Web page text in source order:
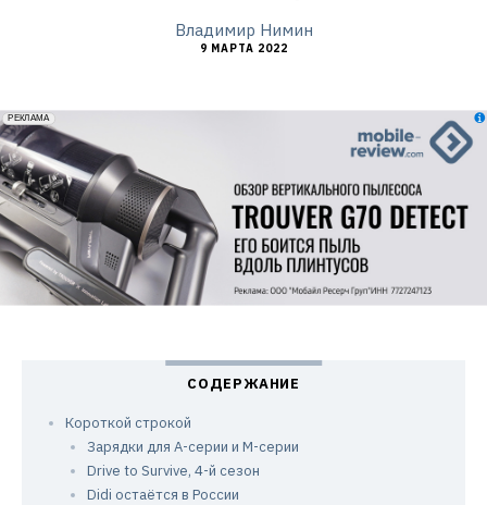
Владимир Нимин
9 МАРТА 2022
erid: 2VfnxxmNzs5
РЕКЛАМА
Короткой строкой
Зарядки для А-серии и М-серии
Drive to Survive, 4-й сезон
Didi остаётся в России